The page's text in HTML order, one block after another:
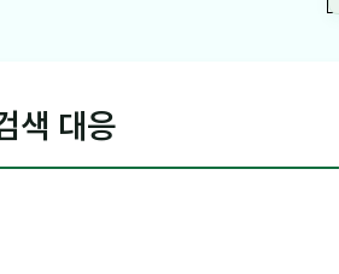
색 대응